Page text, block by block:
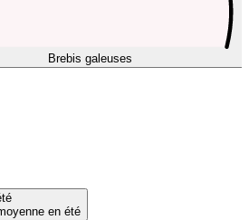
Brebis galeuses
en été